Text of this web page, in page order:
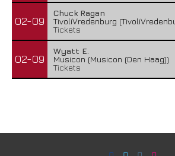
02-09
Chuck Ragan
TivoliVredenburg
Tickets
02-09
Wyatt E.
Musicon (Musicon (Den Haag))
Tickets